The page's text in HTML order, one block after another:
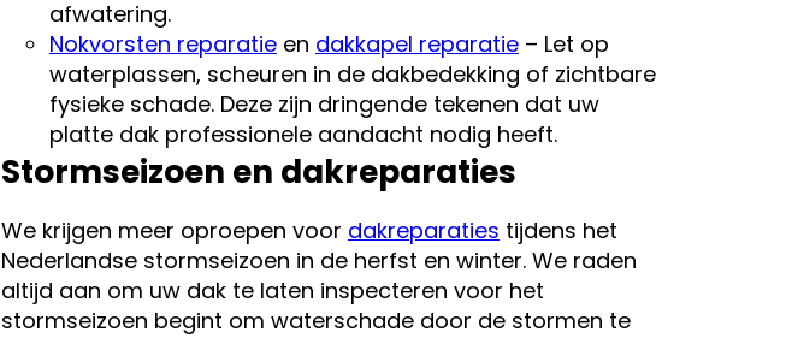
afwatering.
Nokvorsten reparatieen dakkapel reparatie– Let op
waterplassen, scheuren in de dakbedekking of zichtbare
fysieke schade. Deze zijn dringende tekenen dat uw
platte dak professionele aandacht nodig heeft.
Stormseizoen en dakreparaties
We krijgen meer oproepen voor dakreparaties tijdens het
Nederlandse stormseizoen in de herfst en winter. We raden
altijd aan om uw dak te laten inspecteren voor het
stormseizoen begint om waterschade door de stormen te